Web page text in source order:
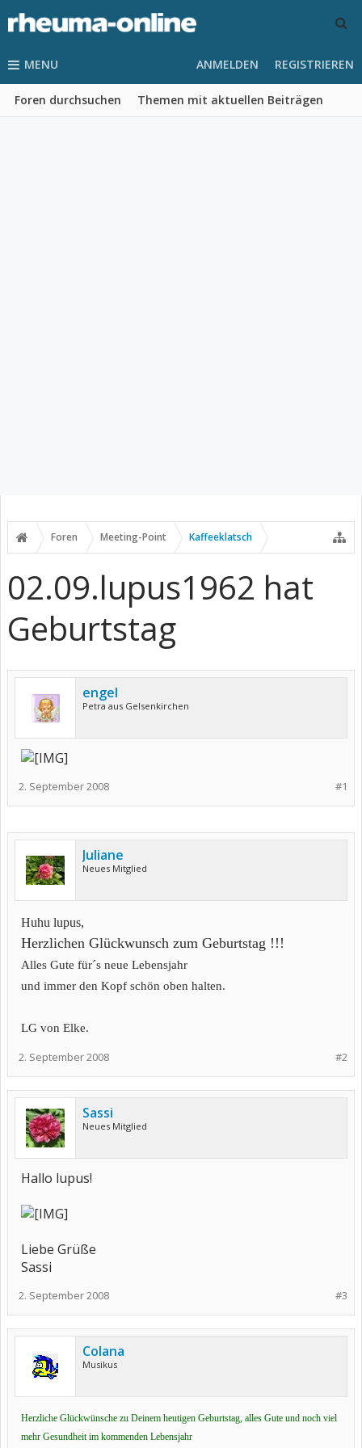
MENU
Foren durchsuchen Themen mit aktuellen Beiträgen
ANMELDEN REGISTRIEREN
Foren Meeting-Point Kaffeeklatsch
02.09.lupus1962 hat
Geburtstag
engel
Petra aus Gelsenkirchen
#1
2. September 2008
Juliane
Neues Mitglied
Huhu lupus,
Herzlichen Glückwunsch zum Geburtstag !!!
Alles Gute für´s neue Lebensjahr
und immer den Kopf schön oben halten.
LG von Elke.
#2
2. September 2008
Sassi
Neues Mitglied
Hallo lupus!
Liebe Grüße
Sassi
#3
2. September 2008
Colana
Musikus
Herzliche Glückwünsche zu Deinem heutigen Geburtstag, alles Gute und noch viel
mehr Gesundheit im kommenden Lebensjahr